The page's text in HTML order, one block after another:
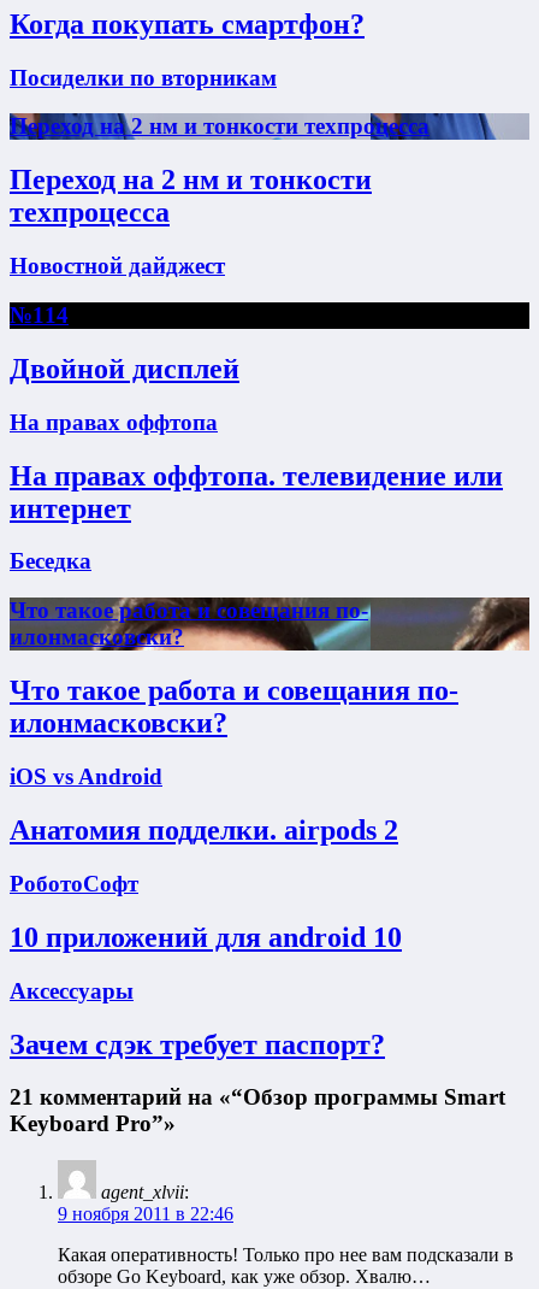
Когда покупать смартфон?
Посиделки по вторникам
Переход на 2 нм и тонкости техпроцесса
Переход на 2 нм и тонкости
техпроцесса
Новостной дайджест
№114
Двойной дисплей
На правах оффтопа
На правах оффтопа. телевидение или
интернет
Беседка
Что такое работа и совещания по-
илонмасковски?
Что такое работа и совещания по-
илонмасковски?
iOS vs Android
Анатомия подделки. airpods 2
РоботоСофт
10 приложений для android 10
Аксессуары
Зачем сдэк требует паспорт?
21 комментарий на «“Обзор программы Smart
Keyboard Pro”»
agent_xlvii:
9 ноября 2011 в 22:46
Какая оперативность! Только про нее вам подсказали в
обзоре Go Keyboard, как уже обзор. Хвалю…